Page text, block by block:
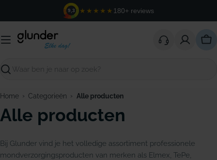
inhoud
9,3 ★★★★★ 180+ reviews
Zoeken
Home › Categorieën › Alle producten
Alle producten
Bij Glunder vind je het volledige assortiment professionele
mondverzorgingsproducten van merken als Elmex, TePe,